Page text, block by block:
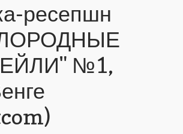
ресепшн
№1,